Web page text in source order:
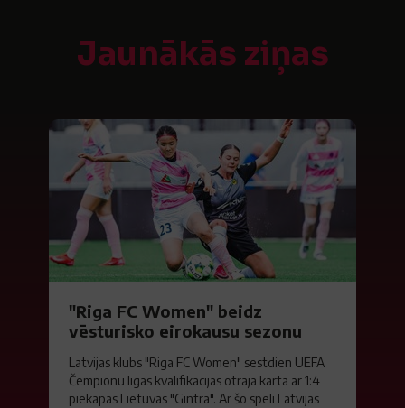
Jaunākās ziņas
"Riga FC Women" beidz
vēsturisko eirokausu sezonu
Latvijas klubs "Riga FC Women" sestdien UEFA
Čempionu līgas kvalifikācijas otrajā kārtā ar 1:4
piekāpās Lietuvas "Gintra". Ar šo spēli Latvijas